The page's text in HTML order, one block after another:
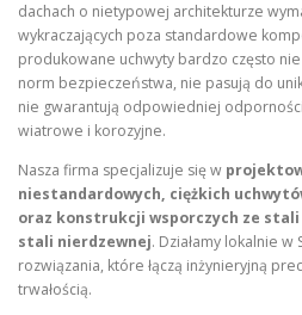
dachach o nietypowej architekturze
wykraczających poza standardowe
produkowane uchwyty bardzo często nie
norm bezpieczeństwa, nie pasują do
nie gwarantują odpowiedniej
wiatrowe i korozyjne.
Nasza firma specjalizuje się w
niestandardowych, ciężkich
oraz konstrukcji wsporczych ze
stali nierdzewnej. Działamy lokalnie
rozwiązania, które łączą inżynieryjną
trwałością.